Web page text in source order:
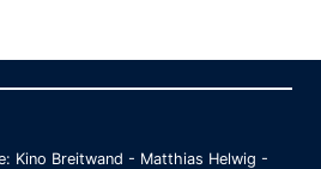
Kino Breitwand - Matthias Helwig -